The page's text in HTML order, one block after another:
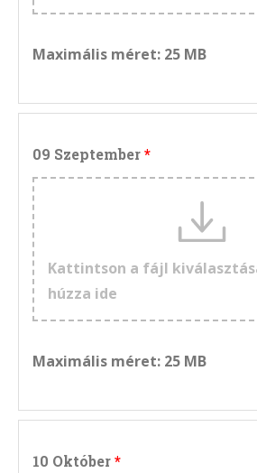
Maximális méret: 25 MB
09 Szeptember
Kattintson a fájl
húzza ide
Maximális méret: 25 MB
10 Október